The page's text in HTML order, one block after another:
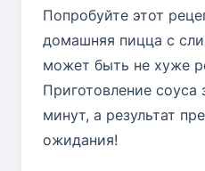
Попробуйте этот
домашняя пицца с
может быть не хуже
Приготовление соуса
минут, а результат
ожидания!